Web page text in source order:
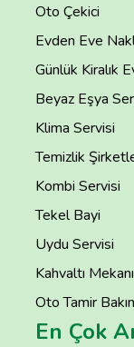
Oto Çekici
Evden Eve
Günlük Kiralık
Beyaz Eşya
Klima Servisi
Temizlik
Kombi Servisi
Tekel Bayi
Uydu Servisi
Kahvaltı Mekanı
Oto Tamir
En Çok